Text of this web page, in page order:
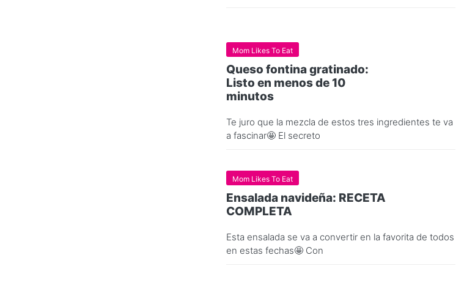
Mom Likes To Eat
Queso fontina gratinado:
Listo en menos de 10
minutos
Te juro que la mezcla de estos tres ingredientes te va
a fascinar🤩 El secreto
Mom Likes To Eat
Ensalada navideña: RECETA
COMPLETA
Esta ensalada se va a convertir en la favorita de todos
en estas fechas🤩 Con